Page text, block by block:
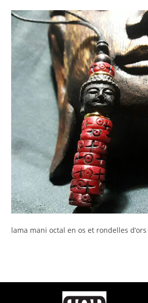
lama mani octal en os et rondelles d’ors